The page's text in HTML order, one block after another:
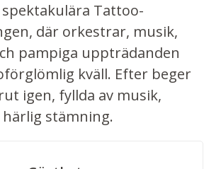
Tattoo-
där orkestrar, musik,
pampiga uppträdanden
kväll. Efter beger
igen, fyllda av musik,
stämning.